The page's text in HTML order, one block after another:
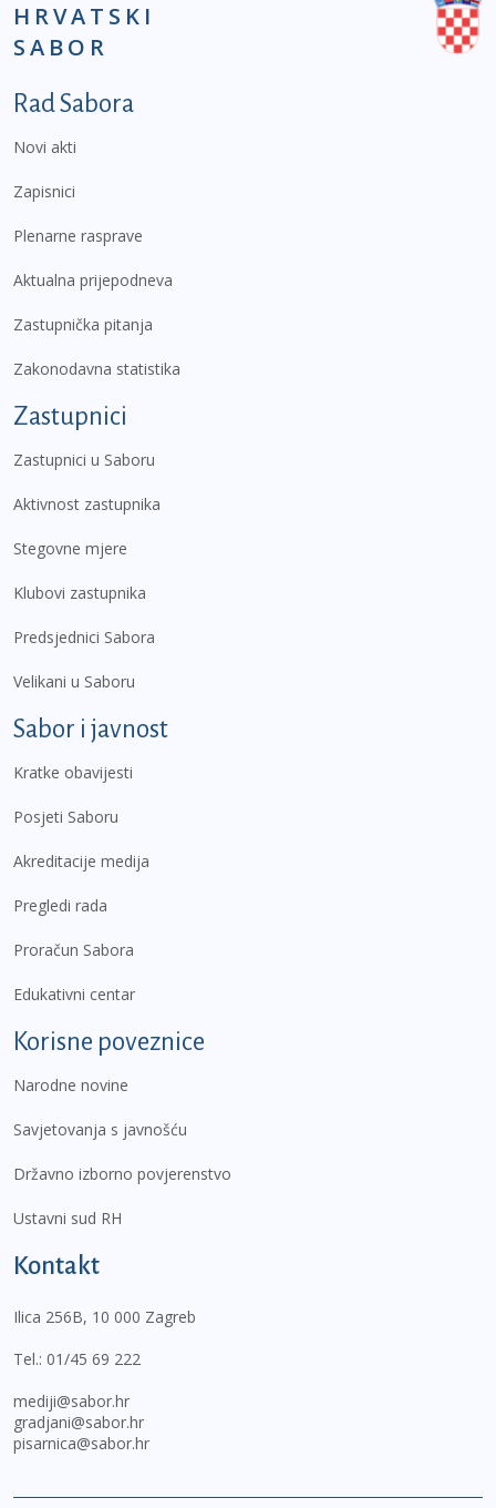
HRVATSKI
SABOR
Podnožje prvi izbornik
Rad Sabora
Novi akti
Zapisnici
Plenarne rasprave
Aktualna prijepodneva
Zastupnička pitanja
Zakonodavna statistika
Zastupnici
Zastupnici u Saboru
Aktivnost zastupnika
Stegovne mjere
Klubovi zastupnika
Predsjednici Sabora
Velikani u Saboru
Sabor i javnost
Kratke obavijesti
Posjeti Saboru
Akreditacije medija
Pregledi rada
Proračun Sabora
Edukativni centar
Korisne poveznice
Narodne novine
Savjetovanja s javnošću
Državno izborno povjerenstvo
Ustavni sud RH
Kontakt
Ilica 256B, 10 000 Zagreb
Tel.: 01/45 69 222
mediji@sabor.hr
gradjani@sabor.hr
pisarnica@sabor.hr